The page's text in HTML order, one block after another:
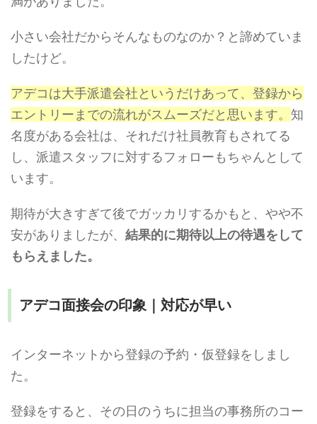
小さい会社だからそんなものなのか？と諦めていま
したけど。
アデコは大手派遣会社というだけあって、登録から
エントリーまでの流れがスムーズだと思います。 知
名度がある会社は、それだけ社員教育もされてる
し、派遣スタッフに対するフォローもちゃんとして
います。
期待が大きすぎて後でガッカリするかもと、やや不
安がありましたが、 結果的に期待以上の待遇をして
もらえました。
アデコ面接会の印象｜対応が早い
インターネットから登録の予約・仮登録をしまし
た。
登録をすると、その日のうちに担当の事務所のコー